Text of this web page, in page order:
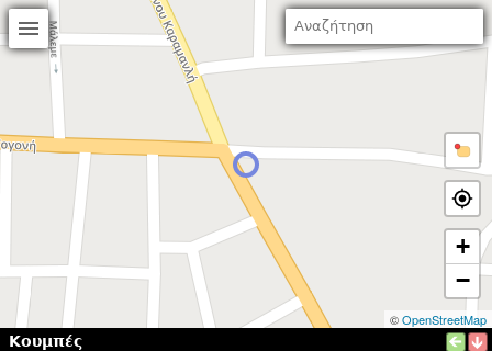
+
−
©OpenStreetMap
Κουμπές